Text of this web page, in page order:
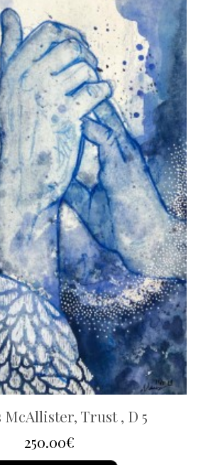
McAllister, Trust , D 5
250.00€